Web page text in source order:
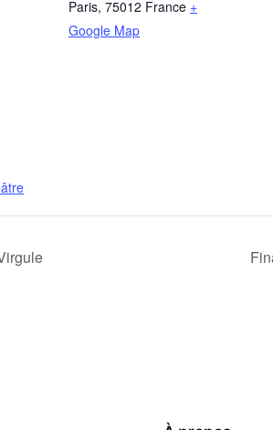
Paris, 75012 France +
Google Map